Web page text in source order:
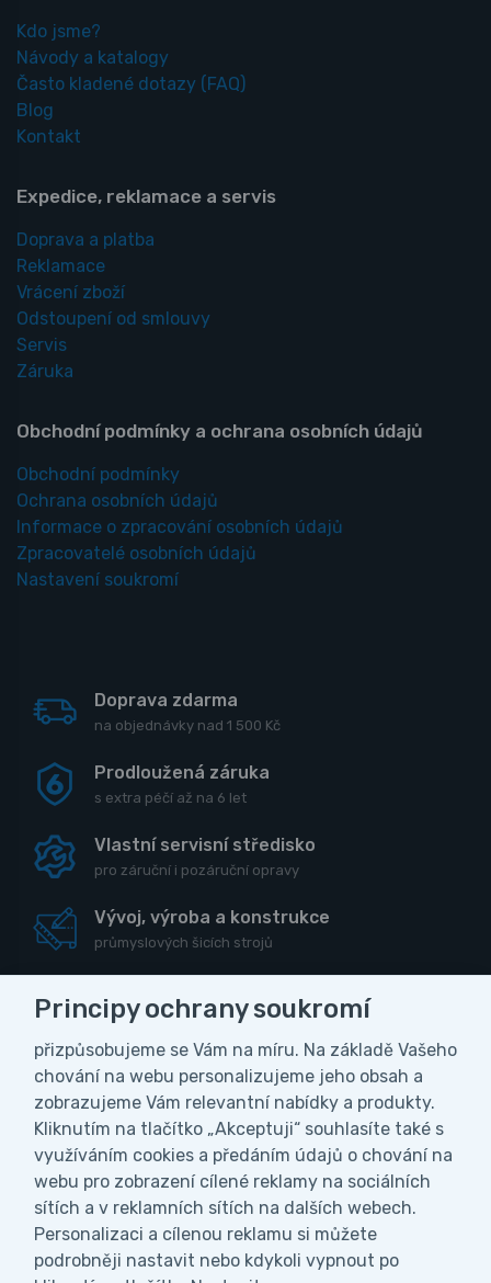
Vážení zákazníci, z důvodu čerpání
celozávodní dovolené bude naše firma ve
dnech od 27.7. do 9.8.2026 uzavřena. V
tomto období nebudeme vyřizovat ani
odesílat objednávky. Všechny objednávky
přijaté během naší dovolené začneme
postupně expedovat ihned po našem návratu
Kdo jsme?
Návody a katalogy
Často kladené dotazy (FAQ)
Blog
Kontakt
Expedice, reklamace a servis
Doprava a platba
Reklamace
Vrácení zboží
Odstoupení od smlouvy
Servis
Záruka
Obchodní podmínky a ochrana osobních údajů
Obchodní podmínky
Ochrana osobních údajů
Informace o zpracování osobních údajů
Zpracovatelé osobních údajů
Nastavení soukromí
Doprava zdarma
na objednávky nad 1 500 Kč
Prodloužená záruka
s extra péčí až na 6 let
Vlastní servisní středisko
pro záruční i pozáruční opravy
Vývoj, výroba a konstrukce
průmyslových šicích strojů
CZK
Obchodní podmínky
Ochrana osobních údajů
Nastavení soukromí
Principy ochrany soukromí
přizpůsobujeme se Vám na míru. Na základě Vašeho
chování na webu personalizujeme jeho obsah a
zobrazujeme Vám relevantní nabídky a produkty.
Kliknutím na tlačítko „Akceptuji“ souhlasíte také s
využíváním cookies a předáním údajů o chování na
webu pro zobrazení cílené reklamy na sociálních
sítích a v reklamních sítích na dalších webech.
Personalizaci a cílenou reklamu si můžete
podrobněji nastavit nebo kdykoli vypnout po